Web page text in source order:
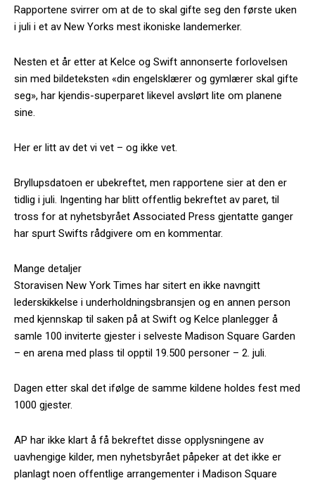
Rapportene svirrer om at de to skal gifte seg den første uken
i juli i et av New Yorks mest ikoniske landemerker.
Nesten et år etter at Kelce og Swift annonserte forlovelsen
sin med bildeteksten «din engelsklærer og gymlærer skal gifte
seg», har kjendis-superparet likevel avslørt lite om planene
sine.
Her er litt av det vi vet – og ikke vet.
Bryllupsdatoen er ubekreftet, men rapportene sier at den er
tidlig i juli. Ingenting har blitt offentlig bekreftet av paret, til
tross for at nyhetsbyrået Associated Press gjentatte ganger
har spurt Swifts rådgivere om en kommentar.
Mange detaljer
Storavisen New York Times har sitert en ikke navngitt
lederskikkelse i underholdningsbransjen og en annen person
med kjennskap til saken på at Swift og Kelce planlegger å
samle 100 inviterte gjester i selveste Madison Square Garden
– en arena med plass til opptil 19.500 personer – 2. juli.
Dagen etter skal det ifølge de samme kildene holdes fest med
1000 gjester.
AP har ikke klart å få bekreftet disse opplysningene av
uavhengige kilder, men nyhetsbyrået påpeker at det ikke er
planlagt noen offentlige arrangementer i Madison Square